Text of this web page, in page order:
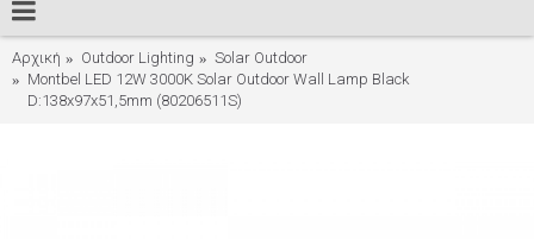
Αρχική Outdoor Lighting
Solar Outdoor
Montbel LED 12W 3000K Solar Outdoor Wall Lamp Black
D:138x97x51,5mm (80206511S)